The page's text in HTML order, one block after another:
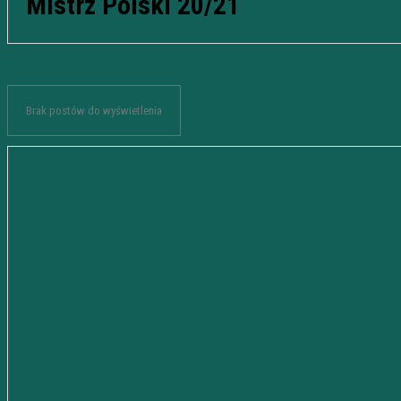
Brak postów do wyświetlenia